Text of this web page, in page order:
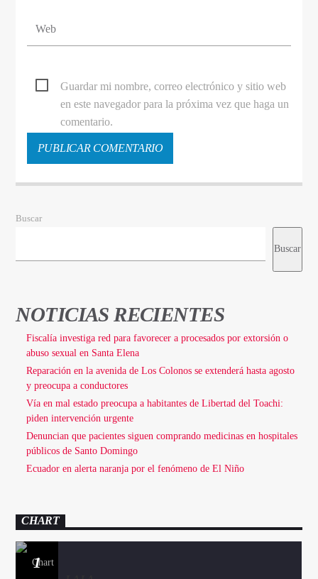
Guardar mi nombre, correo electrónico y sitio web
en este navegador para la próxima vez que haga un
comentario.
Buscar
Buscar
NOTICIAS RECIENTES
Fiscalía investiga red para favorecer a procesados por extorsión o
abuso sexual en Santa Elena
Reparación en la avenida de Los Colonos se extenderá hasta agosto
y preocupa a conductores
Vía en mal estado preocupa a habitantes de Libertad del Toachi:
piden intervención urgente
Denuncian que pacientes siguen comprando medicinas en hospitales
públicos de Santo Domingo
Ecuador en alerta naranja por el fenómeno de El Niño
CHART
1